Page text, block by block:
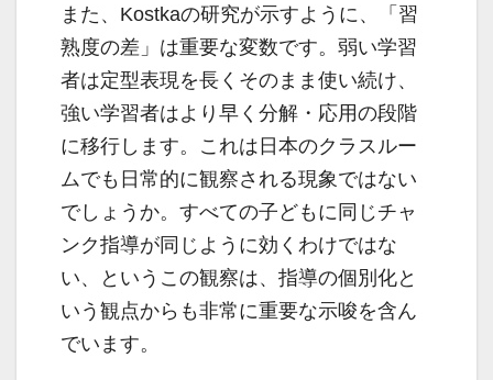
また、Kostkaの研究が示すように、「習
熟度の差」は重要な変数です。弱い学習
者は定型表現を長くそのまま使い続け、
強い学習者はより早く分解・応用の段階
に移行します。これは日本のクラスルー
ムでも日常的に観察される現象ではない
でしょうか。すべての子どもに同じチャ
ンク指導が同じように効くわけではな
い、というこの観察は、指導の個別化と
いう観点からも非常に重要な示唆を含ん
でいます。